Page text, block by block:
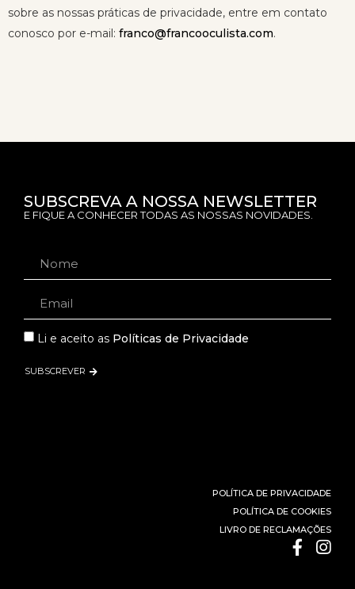
sobre as nossas práticas de privacidade, entre em contato
conosco por e-mail: franco@francooculista.com.
SUBSCREVA A NOSSA NEWSLETTER
E FIQUE A CONHECER TODAS AS NOSSAS NOVIDADES.
Li e aceito as Políticas de Privacidade
SUBSCREVER
POLÍTICA DE PRIVACIDADE
POLÍTICA DE COOKIES
LIVRO DE RECLAMAÇÕES